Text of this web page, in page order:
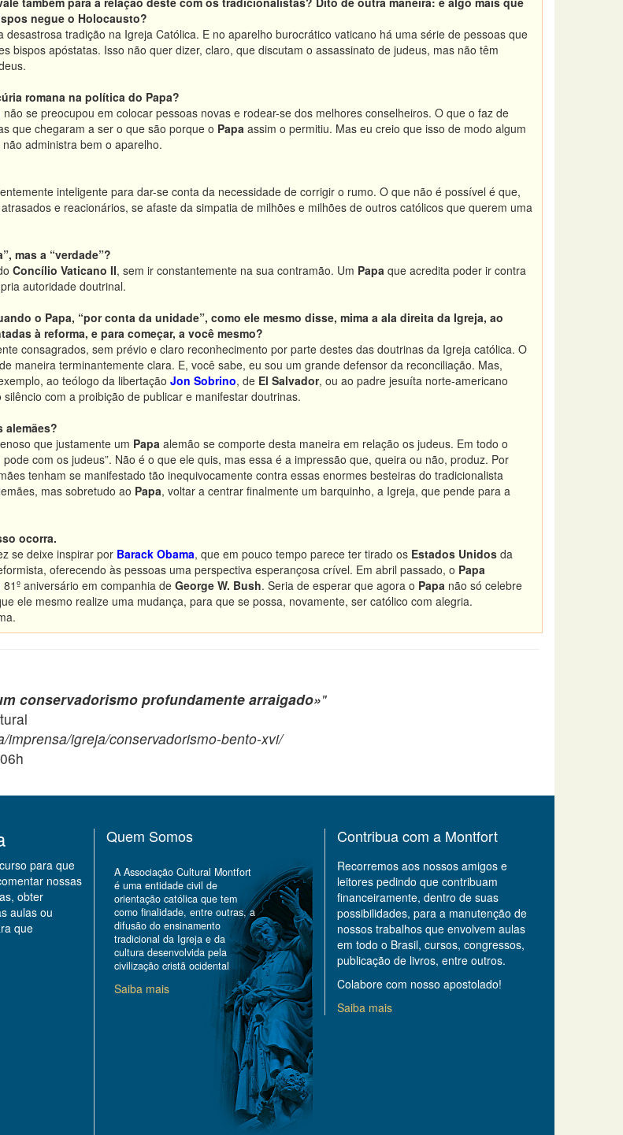
negue o Holocausto?
desastrosa tradição na Igreja Católica. E no aparelho burocrático vaticano há uma série de pessoas que
bispos apóstatas. Isso não quer dizer, claro, que discutam o assassinato de judeus, mas não têm
romana na política do Papa?
não se preocupou em colocar pessoas novas e rodear-se dos melhores conselheiros. O que o faz de
que chegaram a ser o que são porque o Papa assim o permitiu. Mas eu creio que isso de modo algum
administra bem o aparelho.
inteligente para dar-se conta da necessidade de corrigir o rumo. O que não é possível é que,
e reacionários, se afaste da simpatia de milhões e milhões de outros católicos que querem uma
mas a “verdade”?
Concílio Vaticano II, sem ir constantemente na sua contramão. Um Papa que acredita poder ir contra
autoridade doutrinal.
o Papa, “por conta da unidade”, como ele mesmo disse, mima a ala direita da Igreja, ao
à reforma, e para começar, a você mesmo?
consagrados, sem prévio e claro reconhecimento por parte destes das doutrinas da Igreja católica. O
maneira terminantemente clara. E, você sabe, eu sou um grande defensor da reconciliação. Mas,
ao teólogo da libertação Jon Sobrino, de El Salvador, ou ao padre jesuíta norte-americano
com a proibição de publicar e manifestar doutrinas.
alemães?
que justamente um Papa alemão se comporte desta maneira em relação os judeus. Em todo o
com os judeus”. Não é o que ele quis, mas essa é a impressão que, queira ou não, produz. Por
tenham se manifestado tão inequivocamente contra essas enormes besteiras do tradicionalista
mas sobretudo ao Papa, voltar a centrar finalmente um barquinho, a Igreja, que pende para a
ocorra.
se deixe inspirar por Barack Obama, que em pouco tempo parece ter tirado os Estados Unidos da
oferecendo às pessoas uma perspectiva esperançosa crível. Em abril passado, o Papa
aniversário em companhia de George W. Bush. Seria de esperar que agora o Papa não só celebre
ele mesmo realize uma mudança, para que se possa, novamente, ser católico com alegria.
conservadorismo profundamente arraigado»"
imprensa/igreja/conservadorismo-bento-xvi/
para que
nossas
obter
aulas ou
que
Quem Somos
A Associação Cultural Montfort
é uma entidade civil de
orientação católica que tem
como finalidade, entre outras, a
difusão do ensinamento
tradicional da Igreja e da
cultura desenvolvida pela
civilização cristã ocidental
Saiba mais
Contribua com a Montfort
Recorremos aos nossos amigos e
leitores pedindo que contribuam
financeiramente, dentro de suas
possibilidades, para a manutenção de
nossos trabalhos que envolvem aulas
em todo o Brasil, cursos, congressos,
publicação de livros, entre outros.
Colabore com nosso apostolado!
Saiba mais